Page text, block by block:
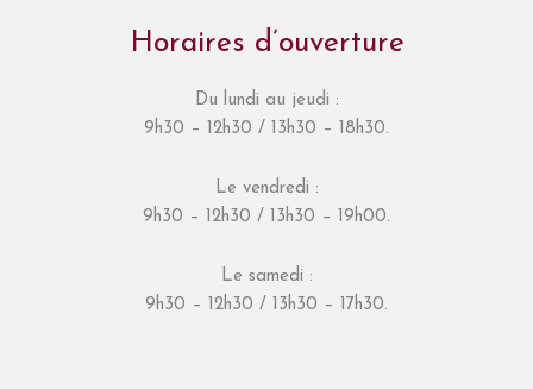
Horaires d’ouverture
Du lundi au jeudi :
9h30 – 12h30 / 13h30 – 18h30.
Le vendredi :
9h30 – 12h30 / 13h30 – 19h00.
Le samedi :
9h30 – 12h30 / 13h30 – 17h30.